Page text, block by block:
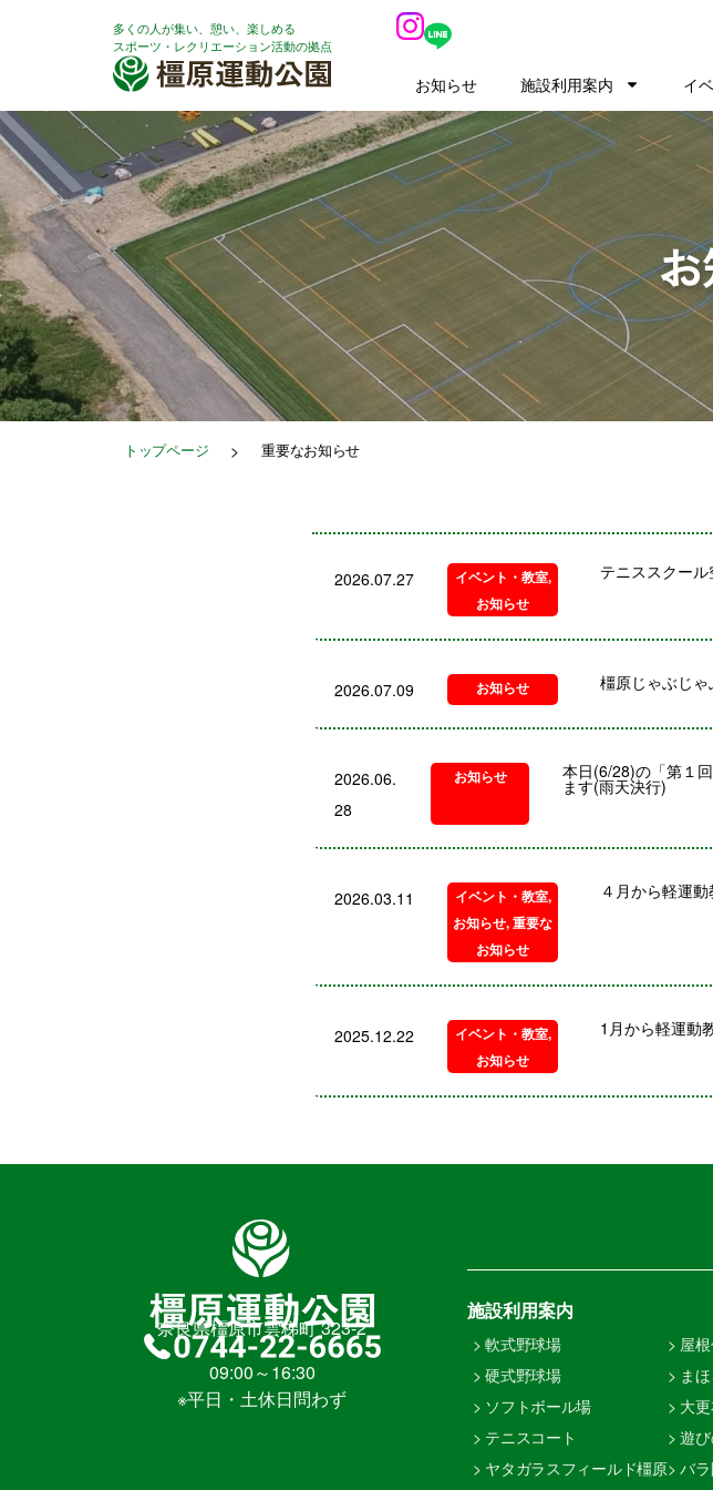
ス
キ
ッ
プ
多くの人が集い、憩い、楽しめる
スポーツ・レクリエーション活動の拠点
お知らせ 施設利用案内 イ
トップページ > 重要なお知らせ
2026.07.27 イベント・教室,
お知らせ
テニススクー
2026.07.09 お知らせ 橿原じゃぶじ
2026.06.
28
お知らせ 本日(6/28)の「第１
ます(雨天決行)
2026.03.11 イベント・教室,
お知らせ,重要な
お知らせ
４月から軽運
2025.12.22 イベント・教室,
お知らせ
1月から軽運動
奈良県橿原市雲梯町 323-2
09:00～16:30
※平日・土休日問わず
施設利用案内
> 軟式野球場
> 硬式野球場
> ソフトボール場
> テニスコート
> ヤタガラスフィールド橿原
> 屋
> ま
> 大
> 遊
> バ